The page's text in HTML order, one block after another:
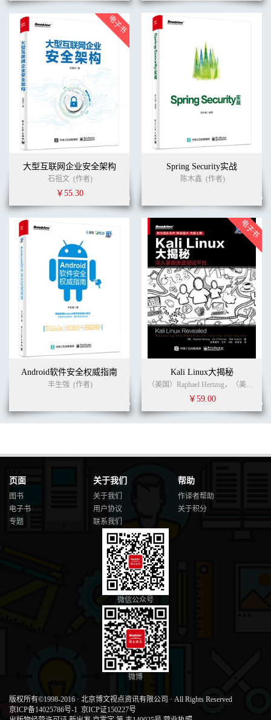
5.9 常用断点设置技巧 222
第6章 加密算法 223
6.1 单向散列算法 223
6.1.1 MD5算法 223
6.1.2 SHA算法 227
6.1.3 SM3密码杂凑算法 231
6.1.4 小结 231
6.2 对称加密算法 231
6.2.1 RC4流密码 231
6.2.2 TEA算法 233
6.2.3 IDEA算法 236
6.2.4 BlowFish算法 243
6.2.6 SM4分组密码算法 259
6.2.7 小结 259
6.3 公开密钥加密算法 259
6.3.1 RSA算法 260
6.3.2 ElGamal公钥算法 264
6.3.3 DSA数字签名算法 270
6.3.4 椭圆曲线密码编码学 272
6.3.5 SM2算法 279
6.4 其他算法 279
6.4.1 CRC32算法 279
6.4.2 Base64编码 280
6.5 常见的加密库接口及其识别 281
6.5.1 Miracl大数运算库 281
6.5.2 FGInt 283
6.5.3 其他加密算法库介绍 284
6.6 加密算法在软件保护中的应用 285
系统篇
第7章 Windows内核基础 290
7.1.1 权限级别 290
7.1.2 内存空间布局 291
7.1.6 内核驱动模块 297
7.2 内核重要数据结构 298
7.2.1 内核对象 298
7.2.2 SSDT 300
7.2.3 TEB 302
7.3.1 使用WinDbg搭建双机调试环境 306
7.3.2 加载内核驱动并设置符号表 308
7.3.3 SSDT与Shadow SSDT的查看 311
第8章 Windows下的异常处理 313
8.1 异常处理的基本概念 313
8.1.2 异常处理的基本过程 314
8.2 SEH的概念及基本知识 319
8.2.1 SEH的相关数据结构 319
8.2.2 SEH处理程序的安装和卸载 320
8.3.1 异常分发的详细过程 325
8.3.2 线程异常处理 330
大型互联网企业安全架构
石祖文 (作者)
￥55.30
Spring Security实战
陈木鑫 (作者)
Android软件安全权威指南
丰生强 (作者)
Kali Linux大揭秘
（美国）Raphael Hertzog，（美国）Jim O'Gorman (作者)
￥59.00
页面
图书
电子书
专题
关于我们
关于我们
用户协议
联系我们
帮助
作译者帮助
关于积分
微信公众号
微博
版权所有©1998-2016 · 北京博文视点资讯有限公司 · All Rights Reserved
京ICP备14025786号-1 京ICP证150227号